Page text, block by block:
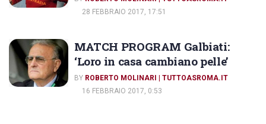
28 FEBBRAIO 2017, 17:51
MATCH PROGRAM Galbiati:
‘Loro in casa cambiano pelle’
BY ROBERTO MOLINARI | TUTTOASROMA.IT
16 FEBBRAIO 2017, 0:53